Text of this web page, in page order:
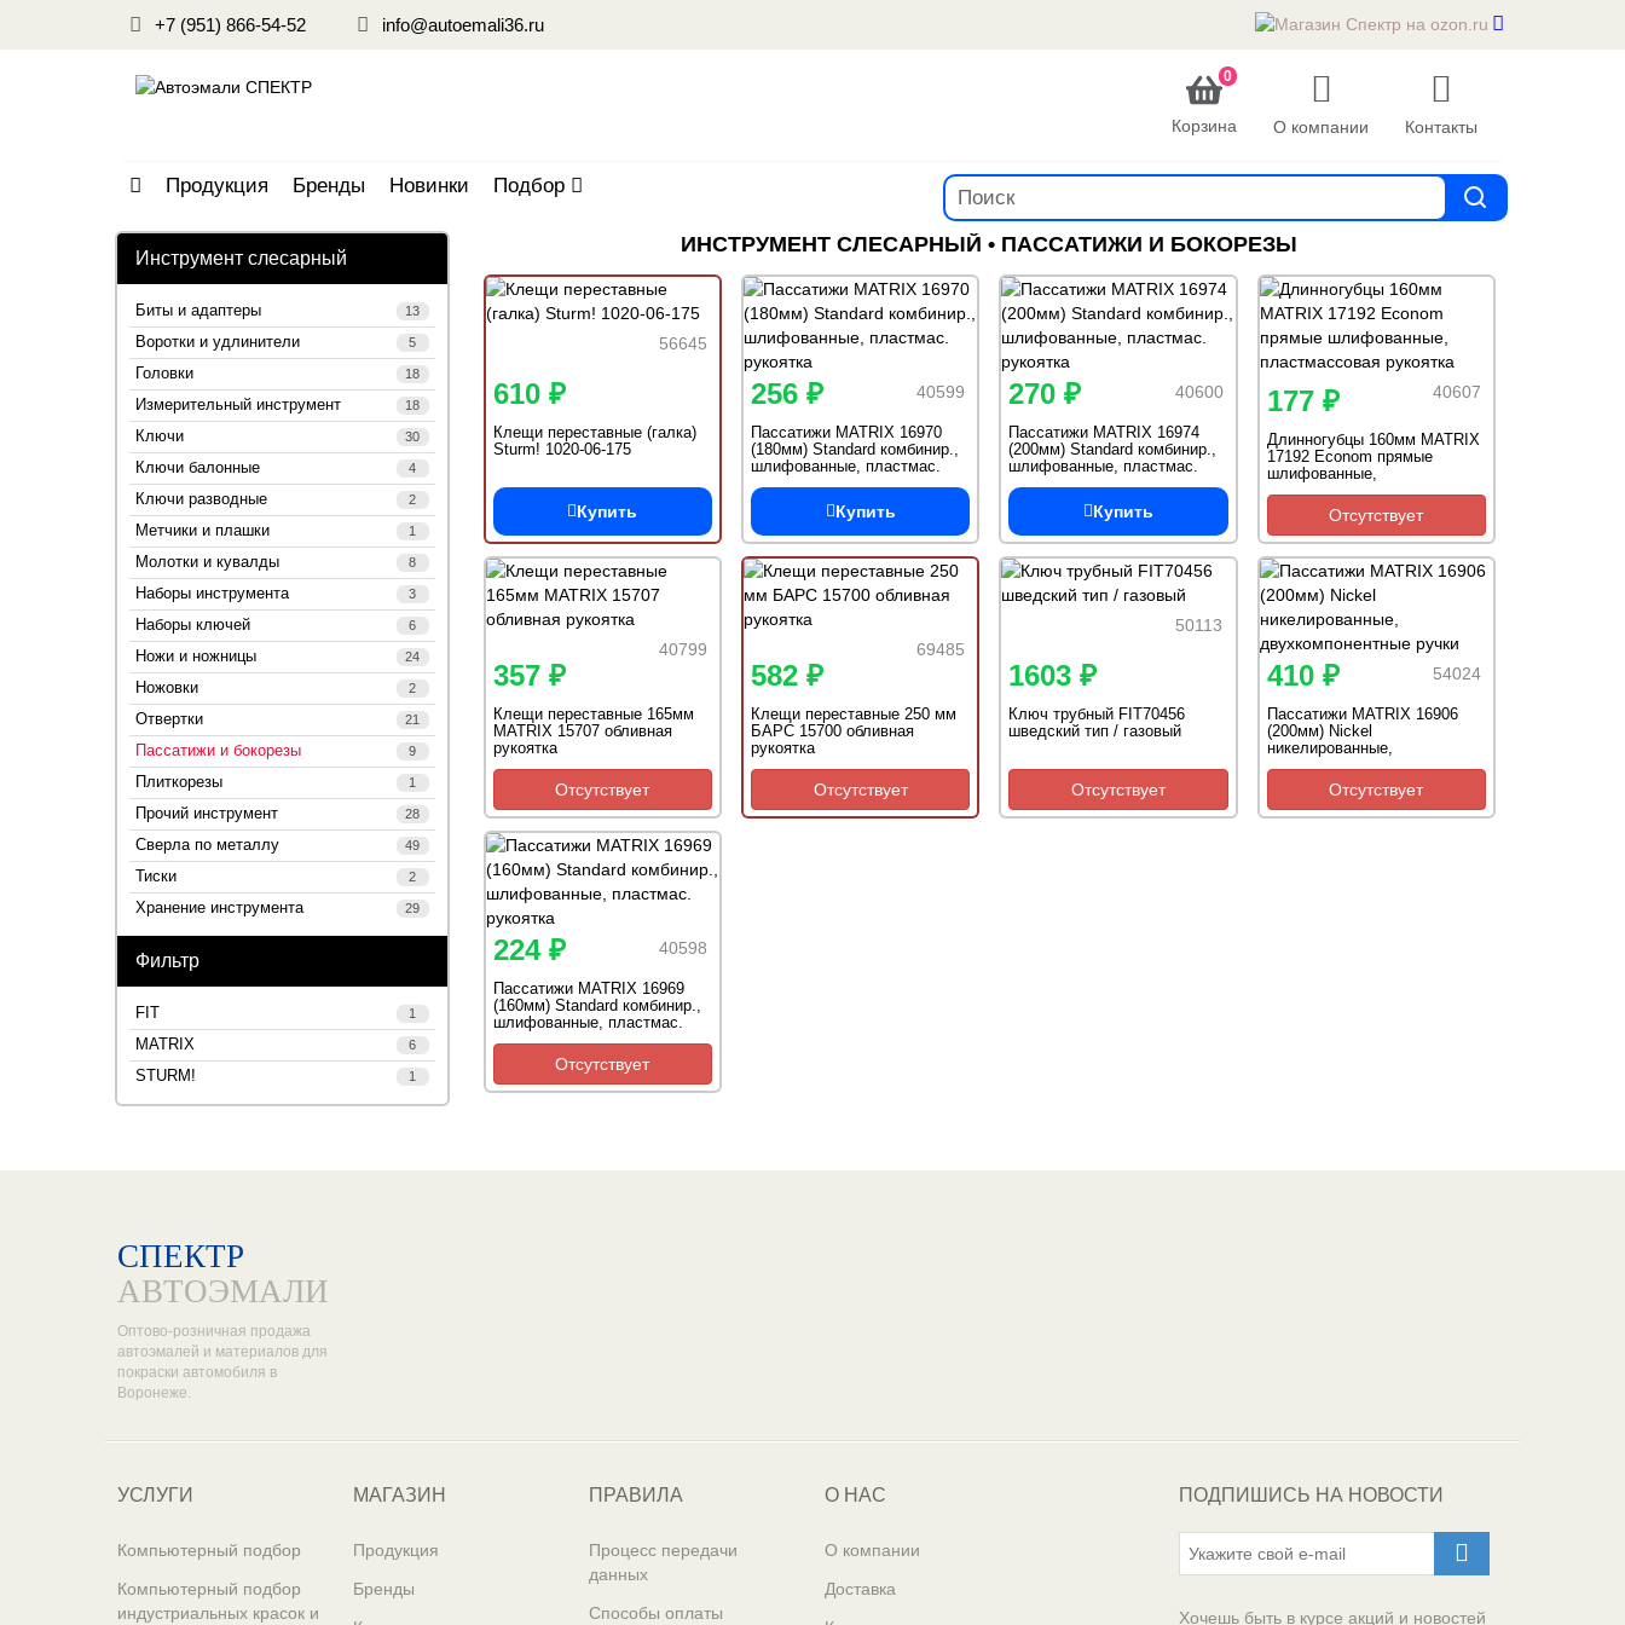
+7 (951) 866-54-52 info@autoemali36.ru
0
Корзина О компании Контакты
Продукция Бренды Новинки Подбор
Инструмент слесарный
Биты и адаптеры 13
Воротки и удлинители 5
Головки 18
Измерительный инструмент 18
Ключи 30
Ключи балонные 4
Ключи разводные 2
Метчики и плашки 1
Молотки и кувалды 8
Наборы инструмента 3
Наборы ключей 6
Ножи и ножницы 24
Ножовки 2
Отвертки 21
Пассатижи и бокорезы 9
Плиткорезы 1
Прочий инструмент 28
Сверла по металлу 49
Тиски 2
Хранение инструмента 29
Фильтр
FIT 1
MATRIX 6
STURM! 1
ИНСТРУМЕНТ СЛЕСАРНЫЙ • ПАССАТИЖИ И БОКОРЕЗЫ
56645
610 ₽
Клещи переставные (галка)
Sturm! 1020-06-175
Купить
40599
256 ₽
Пассатижи MATRIX 16970
(180мм) Standard комбинир.,
шлифованные, пластмас.
рукоятка
Купить
40600
270 ₽
Пассатижи MATRIX 16974
(200мм) Standard комбинир.,
шлифованные, пластмас.
рукоятка
Купить
40607
177 ₽
Длинногубцы 160мм MATRIX
17192 Econom прямые
шлифованные,
пластмассовая рукоятка
Отсутствует
40799
357 ₽
Клещи переставные 165мм
MATRIX 15707 обливная
рукоятка
Отсутствует
69485
582 ₽
Клещи переставные 250 мм
БАРС 15700 обливная
рукоятка
Отсутствует
50113
1603 ₽
Ключ трубный FIT70456
шведский тип / газовый
Отсутствует
54024
410 ₽
Пассатижи MATRIX 16906
(200мм) Nickel
никелированные,
двухкомпонентные ручки
Отсутствует
40598
224 ₽
Пассатижи MATRIX 16969
(160мм) Standard комбинир.,
шлифованные, пластмас.
рукоятка
Отсутствует
СПЕКТР
АВТОЭМАЛИ
Оптово-розничная продажа
автоэмалей и материалов для
покраски автомобиля в
Воронеже.
УСЛУГИ
Компьютерный подбор
Компьютерный подбор
индустриальных красок и
МАГАЗИН
Продукция
Бренды
ПРАВИЛА
Процесс передачи
данных
Способы оплаты
О НАС
О компании
Доставка
ПОДПИШИСЬ НА НОВОСТИ
Хочешь быть в курсе акций и новостей